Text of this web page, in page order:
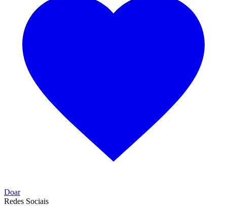
Doar
Redes Sociais